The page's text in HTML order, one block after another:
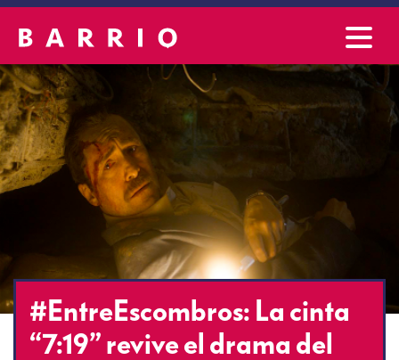
#EntreEscombros: La cinta
“7:19” revive el drama del